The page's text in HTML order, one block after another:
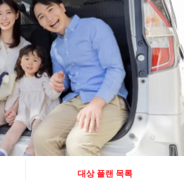
대상 플랜 목록